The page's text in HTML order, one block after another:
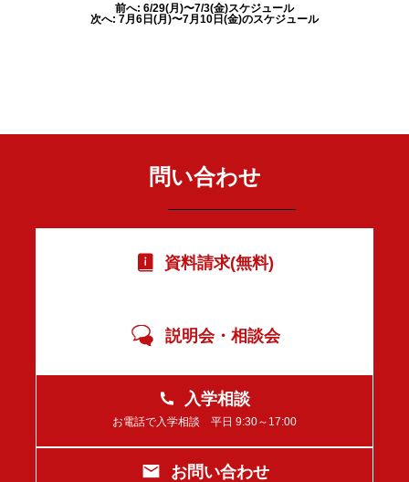
前へ: 6/29(月)〜7/3(金)スケジュール
次へ: 7月6日(月)〜7月10日(金)のスケジュール
問い合わせ
資料請求(無料)
説明会・相談会
入学相談
お電話で入学相談 平日 9:30～17:00
お問い合わせ